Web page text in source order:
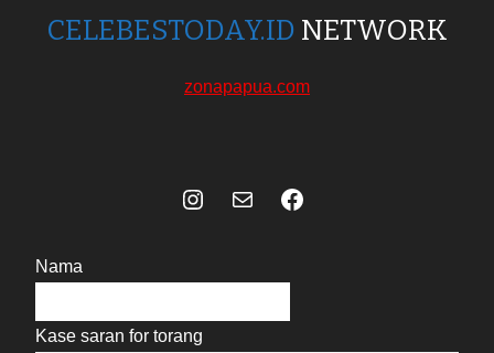
CELEBESTODAY.ID NETWORK
zonapapua.com
Instagram
Mail Celebes Today Social Media
Nama
Kase saran for torang